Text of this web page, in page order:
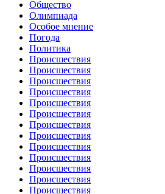
Общество
Олимпиада
Особое мнение
Погода
Политика
Происшествия
Происшествия
Происшествия
Происшествия
Происшествия
Происшествия
Происшествия
Происшествия
Происшествия
Происшествия
Происшествия
Происшествия
Происшествия